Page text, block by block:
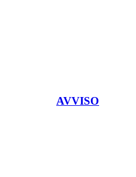
AVVISO